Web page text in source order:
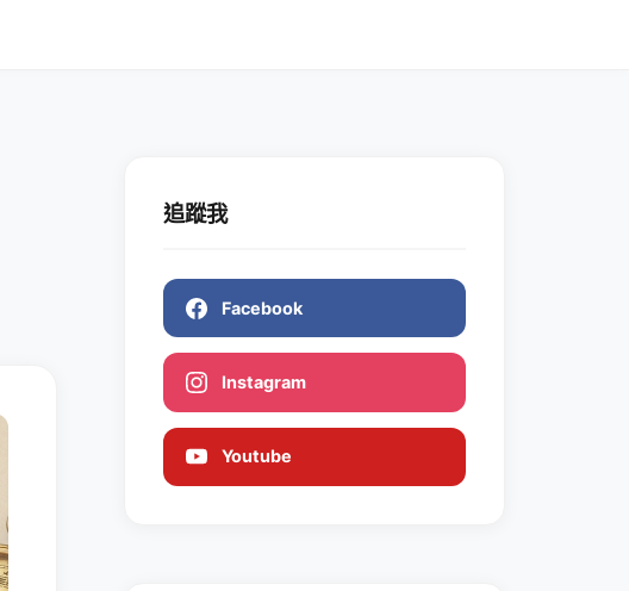
追蹤我
Facebook
Instagram
Youtube